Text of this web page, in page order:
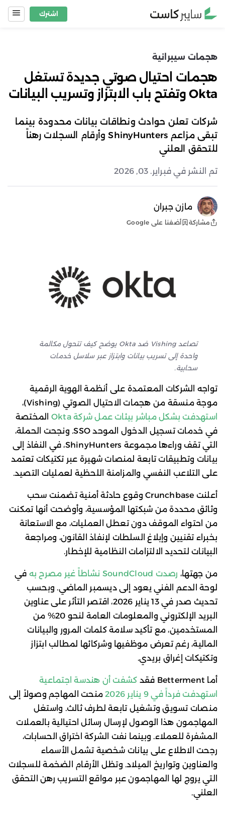
Skip
اشترك
هجمات سيبرانية
هجمات احتيال صوتي جديدة تستغل
Okta وتفتح باب الابتزاز وتسريب البيانات
شركات تعلن حوادث ونطاقات بيانات محدودة بينما
تبقى مزاعم ShinyHunters وأرقام السجلات رهناً
للتحقق العلني
تم النشر في فبراير. 03, 2026
مازن جبران
مشاركة أضفنا على Google
تصاعد Vishing ضد Okta يوضح كيف تتحول مكالمة
واحدة إلى تسريب بيانات وابتزاز عبر سلاسل خدمات
سحابية.
تواجه الشركات المعتمدة على أنظمة الهوية الرقمية
موجة منسقة من هجمات الاحتيال الصوتي (Vishing)،
استهدفت بشكل مباشر بيئات عمل شركة Okta
المختصة
في خدمات تسجيل الدخول الموحد SSO. ونجحت الحملة،
التي تقف وراءها مجموعة ShinyHunters، في النفاذ إلى
بيانات وتطبيقات تابعة لمنصات شهيرة عبر تكتيكات تعتمد
على التلاعب النفسي والمزامنة اللحظية لعمليات التصيد.
أعلنت Crunchbase وقوع حادثة أمنية تضمنت سحب
وثائق محددة من شبكتها المؤسسية، وأوضحت أنها تمكنت
من احتواء الموقف دون تعطل العمليات، مع الاستعانة
بخبراء تقنيين وإبلاغ السلطات لإنفاذ القانون، ومراجعة
البيانات لتحديد الالتزامات النظامية للإخطار.
من جهتها، رصدت SoundCloud نشاطاً غير مصرح به
في
لوحة الدعم الفني يعود إلى ديسمبر الماضي. وبحسب
تحديث صدر في 13 يناير 2026، اقتصر التأثر على عناوين
البريد الإلكتروني والمعلومات العامة لنحو 20% من
المستخدمين، مع تأكيد سلامة كلمات المرور والبيانات
المالية، رغم تعرض موظفيها وشركائها لمطالب ابتزاز
وتكتيكات إغراق بريدي.
أما Betterment فقد
كشفت أن هندسة اجتماعية
استهدفت فرداً في 9 يناير 2026
منحت المهاجم وصولاً إلى
منصات تسويق وتشغيل تابعة لطرف ثالث. واستغل
المهاجمون هذا الوصول لإرسال رسائل احتيالية بالعملات
المشفرة للعملاء. وبينما نفت الشركة اختراق الحسابات،
رجحت الاطلاع على بيانات شخصية تشمل الأسماء
والعناوين وتواريخ الميلاد. وتظل الأرقام الضخمة للسجلات
التي يروج لها المهاجمون عبر مواقع التسريب رهن التحقق
العلني.